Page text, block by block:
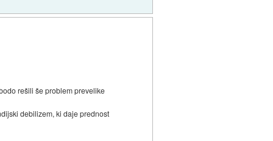
rešili še problem prevelike
debilizem, ki daje prednost